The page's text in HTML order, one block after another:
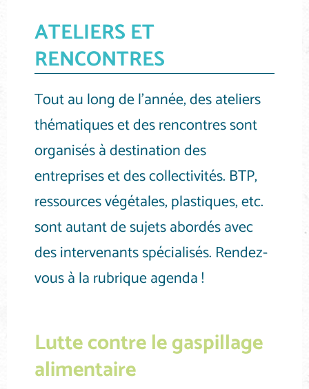
ATELIERS ET
RENCONTRES
Tout au long de l’année, des ateliers
thématiques et des rencontres sont
organisés à destination des
entreprises et des collectivités. BTP,
ressources végétales, plastiques, etc.
sont autant de sujets abordés avec
des intervenants spécialisés. Rendez-
vous à la rubrique agenda !
Lutte contre le gaspillage
alimentaire